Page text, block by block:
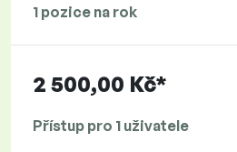
1 pozice na rok
2 500,00 Kč*
Přístup pro 1 uživatele